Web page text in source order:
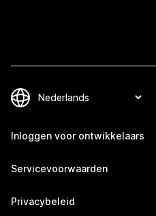
Inloggen voor ontwikkelaars
Servicevoorwaarden
Privacybeleid